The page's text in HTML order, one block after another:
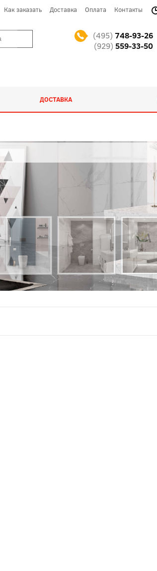
Как заказать Доставка Оплата Контакты
(495) 748-93-26
(929) 559-33-50
ДОСТАВКА